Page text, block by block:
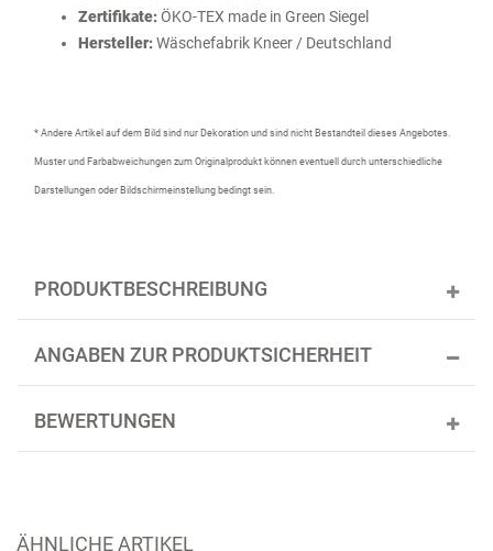
Zertifikate:ÖKO-TEX made in Green Siegel
Hersteller:Wäschefabrik Kneer / Deutschland
* Andere Artikel auf dem Bild sind nur Dekoration und sind nicht Bestandteil dieses Angebotes.
Muster und Farbabweichungen zum Originalprodukt können eventuell durch unterschiedliche
Darstellungen oder Bildschirmeinstellung bedingt sein.
PRODUKTBESCHREIBUNG
ANGABEN ZUR PRODUKTSICHERHEIT
BEWERTUNGEN
ÄHNLICHE ARTIKEL